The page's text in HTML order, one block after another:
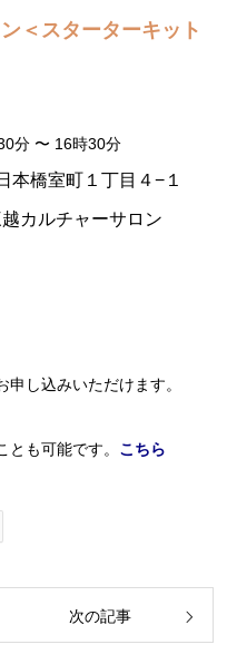
＜スターターキット
分 〜 16時30分
本橋室町１丁目４−１
カルチャーサロン
し込みいただけます。
も可能です。 こちら
次の記事